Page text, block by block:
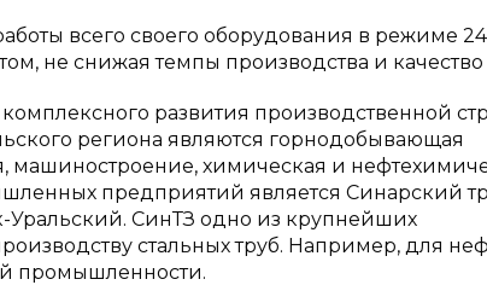
всего своего оборудования в режиме 24
не снижая темпы производства и
развития производственной
региона являются горнодобывающая
машиностроение, химическая и
предприятий является Синарский
Уральский. СинТЗ одно из крупнейших
стальных труб. Например, для
промышленности.